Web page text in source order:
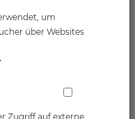
um
über Websites
Zugriff auf externe